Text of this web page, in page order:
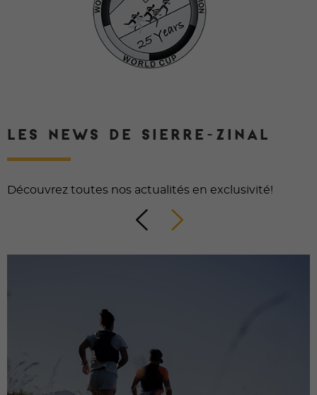
LES NEWS DE SIERRE-ZINAL
Découvrez toutes nos actualités en exclusivité!